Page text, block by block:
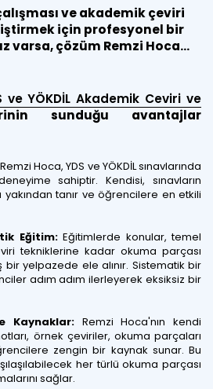
ve akademik çeviri
için profesyonel bir
varsa, çözüm Remzi Hoca…
ve YÖKDİL Akademik Ceviri ve
sunduğu avantajlar
Hoca, YDS ve YÖKDİL sınavlarında
sahiptir. Kendisi, sınavların
yakından tanır ve öğrencilere en etkili
Eğitim:Eğitimlerde konular, temel
tekniklerine kadar okuma parçası
yelpazede ele alınır. Sistematik bir
adım adım ilerleyerek eksiksiz bir
Kaynaklar: Remzi Hoca'nın kendi
örnek çeviriler, okuma parçaları
zengin bir kaynak sunar. Bu
her türlü okuma parçası
sağlar.